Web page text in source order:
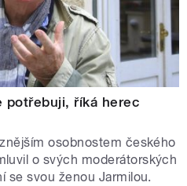
potřebuji, říká herec
osobnostem českého
o svých moderátorských
se svou ženou Jarmilou.